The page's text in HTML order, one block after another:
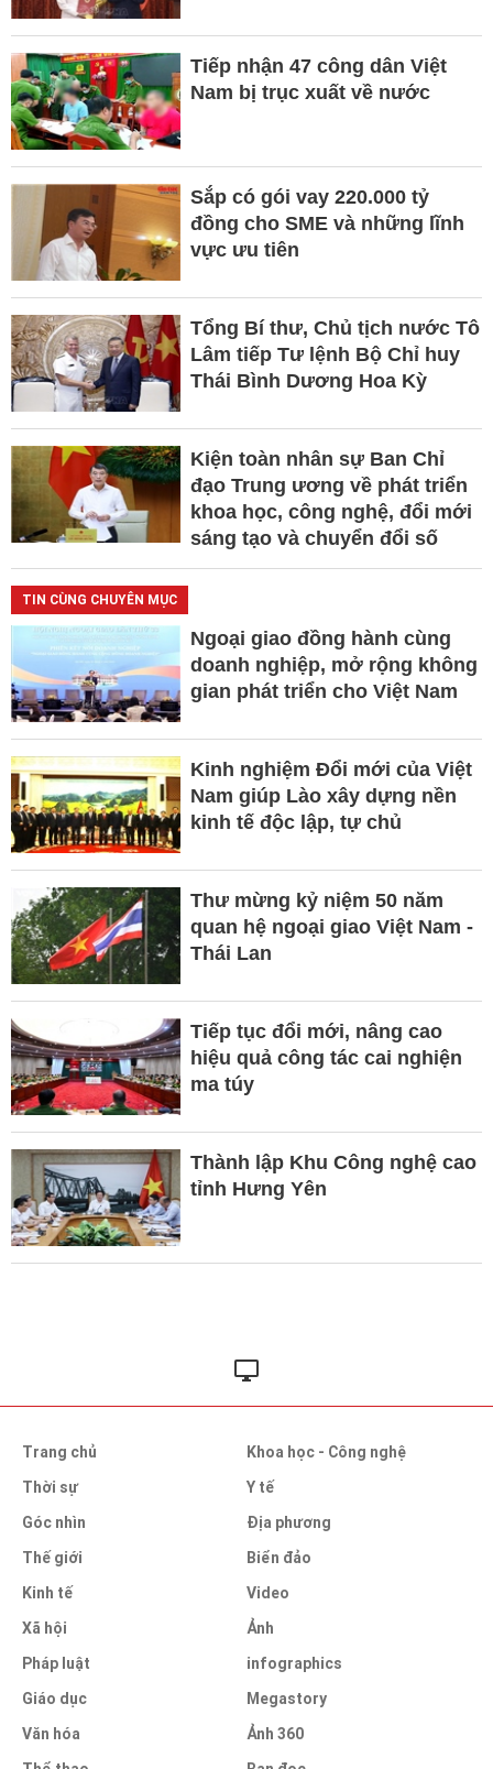
Tiếp nhận 47 công dân Việt
Nam bị trục xuất về nước
Sắp có gói vay 220.000 tỷ
đồng cho SME và những lĩnh
vực ưu tiên
Tổng Bí thư, Chủ tịch nước Tô
Lâm tiếp Tư lệnh Bộ Chỉ huy
Thái Bình Dương Hoa Kỳ
Kiện toàn nhân sự Ban Chỉ
đạo Trung ương về phát triển
khoa học, công nghệ, đổi mới
sáng tạo và chuyển đổi số
TIN CÙNG CHUYÊN MỤC
Ngoại giao đồng hành cùng
doanh nghiệp, mở rộng không
gian phát triển cho Việt Nam
Kinh nghiệm Đổi mới của Việt
Nam giúp Lào xây dựng nền
kinh tế độc lập, tự chủ
Thư mừng kỷ niệm 50 năm
quan hệ ngoại giao Việt Nam -
Thái Lan
Tiếp tục đổi mới, nâng cao
hiệu quả công tác cai nghiện
ma túy
Thành lập Khu Công nghệ cao
tỉnh Hưng Yên
Trang chủ
Thời sự
Góc nhìn
Thế giới
Kinh tế
Xã hội
Pháp luật
Giáo dục
Văn hóa
Khoa học - Công nghệ
Y tế
Địa phương
Biển đảo
Video
Ảnh
infographics
Megastory
Ảnh 360